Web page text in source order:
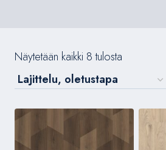
Näytetään kaikki 8 tulosta